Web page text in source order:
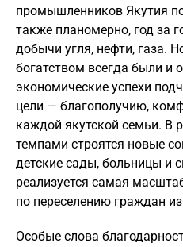
промышленников Якутия
также планомерно, год за
добычи угля, нефти, газа.
богатством всегда были и
экономические успехи
цели — благополучию,
каждой якутской семьи. В
темпами строятся новые
детские сады, больницы и
реализуется самая
по переселению граждан
Особые слова